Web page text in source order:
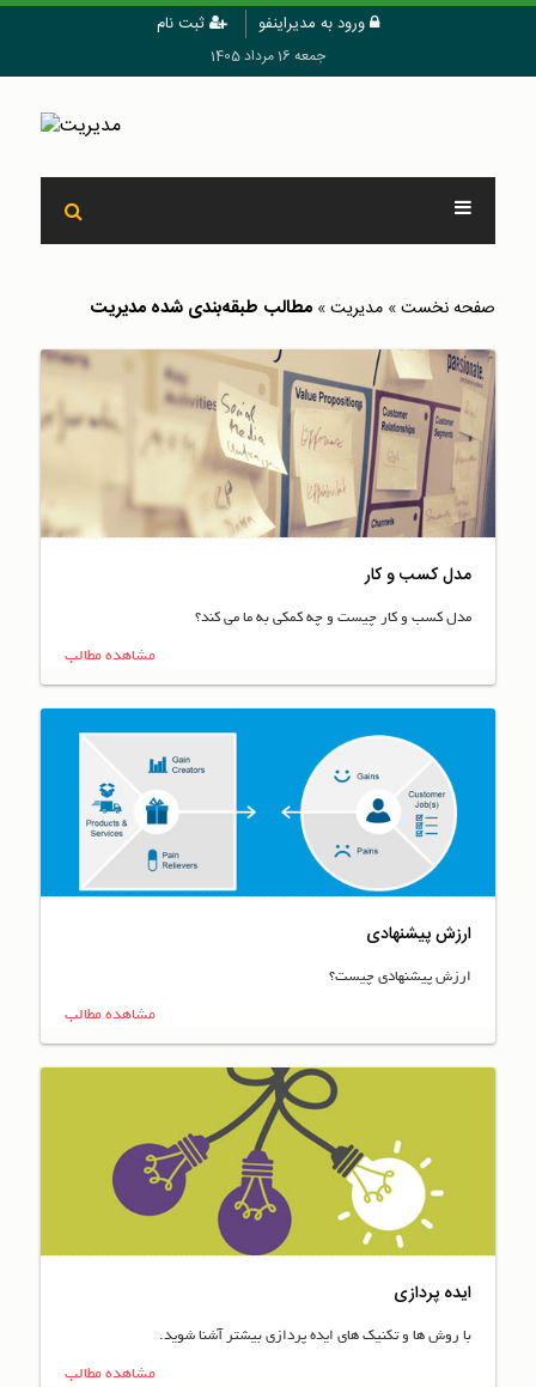
ورود به مدیراینفو ثبت نام
جمعه 16 مرداد 1405
صفحه نخست» مدیریت» مطالب طبقه‌بندی شده مدیریت
مدل کسب و کار
مدل کسب و کار چیست و چه کمکی به ما می کند؟
مشاهده مطالب
ارزش پیشنهادی
ارزش پیشنهادی چیست؟
مشاهده مطالب
ایده پردازی
با روش ها و تکنیک های ایده پردازی بیشتر آشنا شوید.
مشاهده مطالب